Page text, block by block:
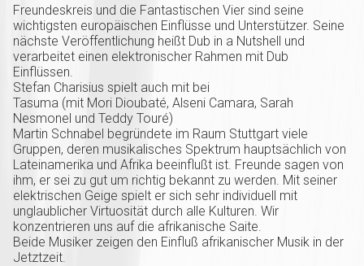
Freundeskreis und die Fantastischen Vier sind seine
wichtigsten europäischen Einflüsse und Unterstützer. Seine
nächste Veröffentlichung heißt Dub in a Nutshell und
verarbeitet einen elektronischer Rahmen mit Dub
Einflüssen.
Stefan Charisius spielt auch mit bei
Tasuma (mit Mori Dioubaté, Alseni Camara, Sarah
Nesmonel und Teddy Touré)
Martin Schnabel begründete im Raum Stuttgart viele
Gruppen, deren musikalisches Spektrum hauptsächlich von
Lateinamerika und Afrika beeinflußt ist. Freunde sagen von
ihm, er sei zu gut um richtig bekannt zu werden. Mit seiner
elektrischen Geige spielt er sich sehr individuell mit
unglaublicher Virtuosität durch alle Kulturen. Wir
konzentrieren uns auf die afrikanische Saite.
Beide Musiker zeigen den Einfluß afrikanischer Musik in der
Jetztzeit.